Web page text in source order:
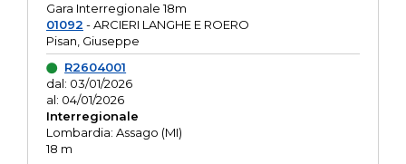
Gara Interregionale 18m
01092 - ARCIERI LANGHE E ROERO
Pisan, Giuseppe
R2604001
dal: 03/01/2026
al: 04/01/2026
Interregionale
Lombardia: Assago (MI)
18 m